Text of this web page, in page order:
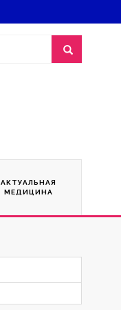
АКТУАЛЬНАЯ
МЕДИЦИНА